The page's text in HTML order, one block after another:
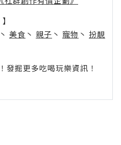
丶 美食 丶 親子 丶 寵物 丶 扮靚
掘更多吃喝玩樂資訊！